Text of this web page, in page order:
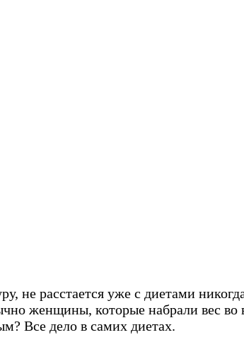
не расстается уже с диетами
женщины, которые набрали вес во
Все дело в самих диетах.